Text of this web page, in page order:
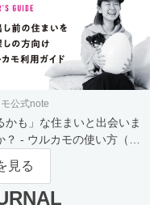
公式note
かも」な住まいと出会いま
？ - ウルカモの使い方（買
向け）
見る